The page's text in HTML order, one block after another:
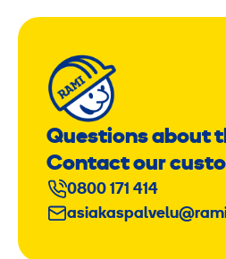
Questions about
Contact our
0800 171 414